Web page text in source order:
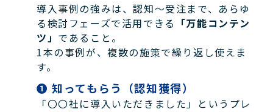
導入事例の強みは、認知〜受注まで、あらゆ
る検討フェーズで活用できる 「万能コンテン
ツ」 であること。
1本の事例が、複数の施策で繰り返し使えま
す。
❶ 知ってもらう（認知獲得）
「〇〇社に導入いただきました」というプレ